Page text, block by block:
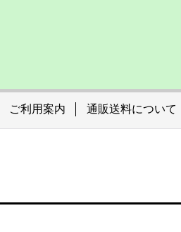
ご利用案内 通販送料について